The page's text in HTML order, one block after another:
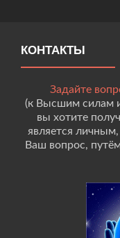
КОНТАКТЫ
Задайте
(к Высшим силам
вы хотите
является
Ваш вопрос,